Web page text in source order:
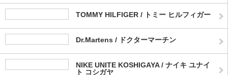
TOMMY HILFIGER / トミー ヒルフィガー
Dr.Martens / ドクターマーチン
NIKE UNITE KOSHIGAYA / ナイキ ユナイ
ト コシガヤ